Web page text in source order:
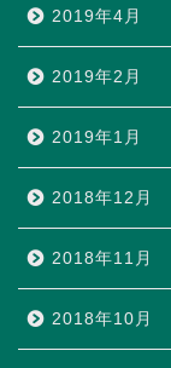
2019年4月
2019年2月
2019年1月
2018年12月
2018年11月
2018年10月